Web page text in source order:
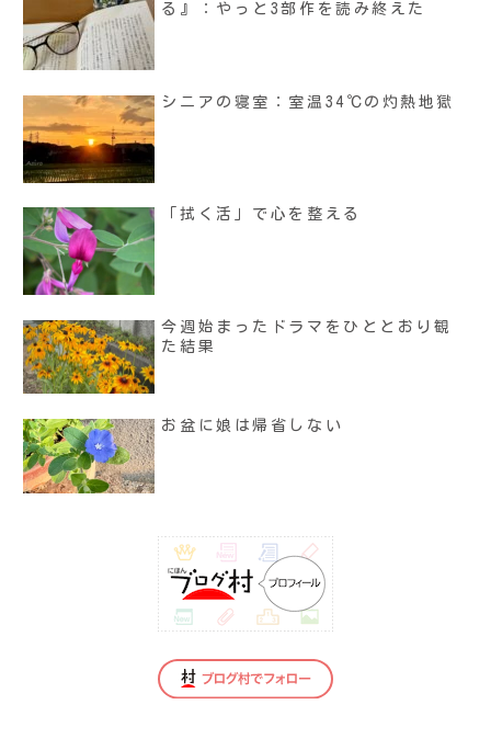
る』：やっと3部作を読み終えた
シニアの寝室：室温34℃の灼熱地獄
「拭く活」で心を整える
今週始まったドラマをひととおり観
た結果
お盆に娘は帰省しない